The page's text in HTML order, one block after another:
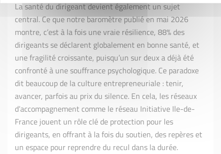
La santé du dirigeant devient également un sujet
central. Ce que notre baromètre publié en mai 2026
montre, c’est à la fois une vraie résilience, 88% des
dirigeants se déclarent globalement en bonne santé, et
une fragilité croissante, puisqu’un sur deux a déjà été
confronté à une souffrance psychologique. Ce paradoxe
dit beaucoup de la culture entrepreneuriale : tenir,
avancer, parfois au prix du silence. En cela, les réseaux
d’accompagnement comme le réseau Initiative Ile-de-
France jouent un rôle clé de protection pour les
dirigeants, en offrant à la fois du soutien, des repères et
un espace pour reprendre du recul dans la durée.